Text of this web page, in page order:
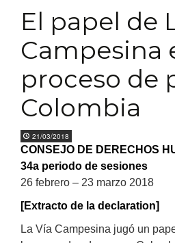
El papel de
Campesina
proceso de
Colombia
21/03/2018
CONSEJO DE DERECHOS
34a periodo de sesiones
26 febrero – 23 marzo 2018
[Extracto de la declaration]
La Vía Campesina jugó un